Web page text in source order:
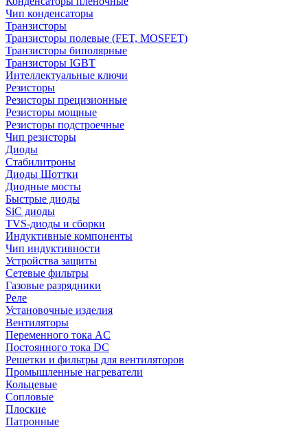
Чип конденсаторы
Транзисторы
Транзисторы полевые (FET, MOSFET)
Транзисторы биполярные
Транзисторы IGBT
Интеллектуальные ключи
Резисторы
Резисторы прецизионные
Резисторы мощные
Резисторы подстроечные
Чип резисторы
Диоды
Стабилитроны
Диоды Шоттки
Диодные мосты
Быстрые диоды
SiC диоды
TVS-диоды и сборки
Индуктивные компоненты
Чип индуктивности
Устройства защиты
Сетевые фильтры
Газовые разрядники
Реле
Установочные изделия
Вентиляторы
Переменного тока AC
Постоянного тока DC
Решетки и фильтры для вентиляторов
Промышленные нагреватели
Кольцевые
Сопловые
Плоские
Патронные